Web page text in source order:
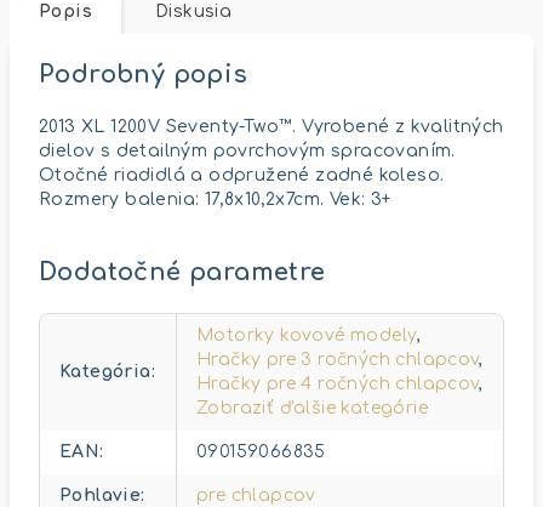
Popis Diskusia
Podrobný popis
2013 XL 1200V Seventy-Two™. Vyrobené z kvalitných
dielov s detailným povrchovým spracovaním.
Otočné riadidlá a odpružené zadné koleso.
Rozmery balenia: 17,8x10,2x7cm. Vek: 3+
Dodatočné parametre
Kategória:
Motorky kovové modely,
Hračky pre 3 ročných chlapcov,
Hračky pre 4 ročných chlapcov,
Zobraziť ďalšie kategórie
EAN: 090159066835
Pohlavie: pre chlapcov